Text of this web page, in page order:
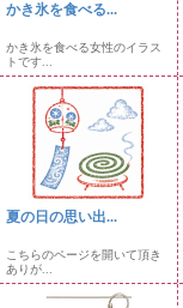
かき氷を食べる...
かき氷を食べる女性のイラス
トです...
夏の日の思い出...
こちらのページを開いて頂き
ありが...